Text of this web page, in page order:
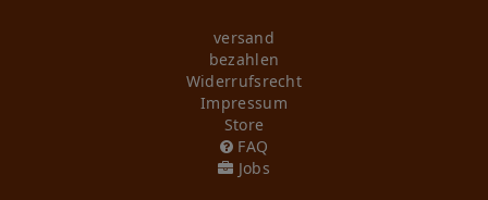
versand
bezahlen
Widerrufs­recht
Impressum
Store
FAQ
Jobs